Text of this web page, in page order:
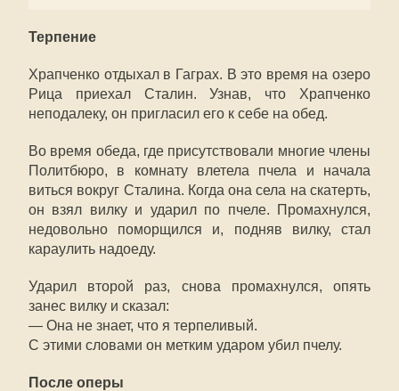
Терпение
Храпченко отдыхал в Гаграх. В это время на озеро
Рица приехал Сталин. Узнав, что Храпченко
неподалеку, он пригласил его к себе на обед.
Во время обеда, где присутствовали многие члены
Политбюро, в комнату влетела пчела и начала
виться вокруг Сталина. Когда она села на скатерть,
он взял вилку и ударил по пчеле. Промахнулся,
недовольно поморщился и, подняв вилку, стал
караулить надоеду.
Ударил второй раз, снова промахнулся, опять
занес вилку и сказал:
— Она не знает, что я терпеливый.
С этими словами он метким ударом убил пчелу.
После оперы